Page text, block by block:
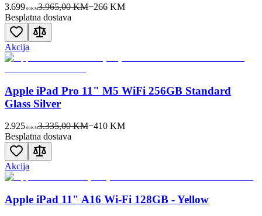
3.699 00KM3.965,00 KM−266KM
Besplatna dostava
Akcija
Apple iPad Pro 11" M5 WiFi 256GB Standard
Glass Silver
2.925 00KM3.335,00 KM−410KM
Besplatna dostava
Akcija
Apple iPad 11" A16 Wi-Fi 128GB - Yellow